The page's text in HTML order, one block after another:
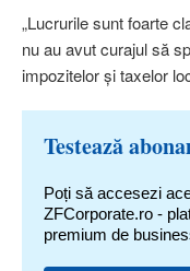
„Lucrurile sunt foarte
nu au avut curajul să
impozitelor şi taxelor
Testează
Poți să accesezi
ZFCorporate.ro -
premium de